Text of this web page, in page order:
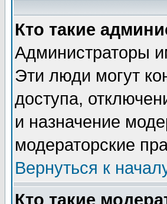
Кто такие
Администраторы
Эти люди могут
доступа,
и назначение
модераторские
Вернуться к
Кто такие